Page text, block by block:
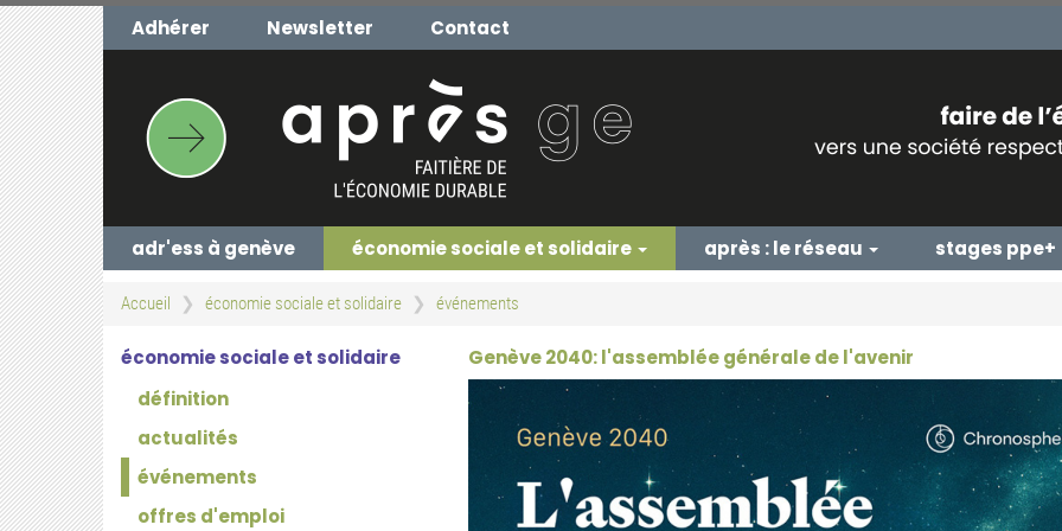
Aller
au
contenu
principal
Adhérer Newsletter Contact
adr'ess à genève économie sociale et solidaire après : le réseau stages ppe+
Accueil économie sociale et solidaire événements
économie sociale et solidaire
définition
actualités
événements
offres d'emploi
Genève 2040: l'assemblée générale de l'avenir